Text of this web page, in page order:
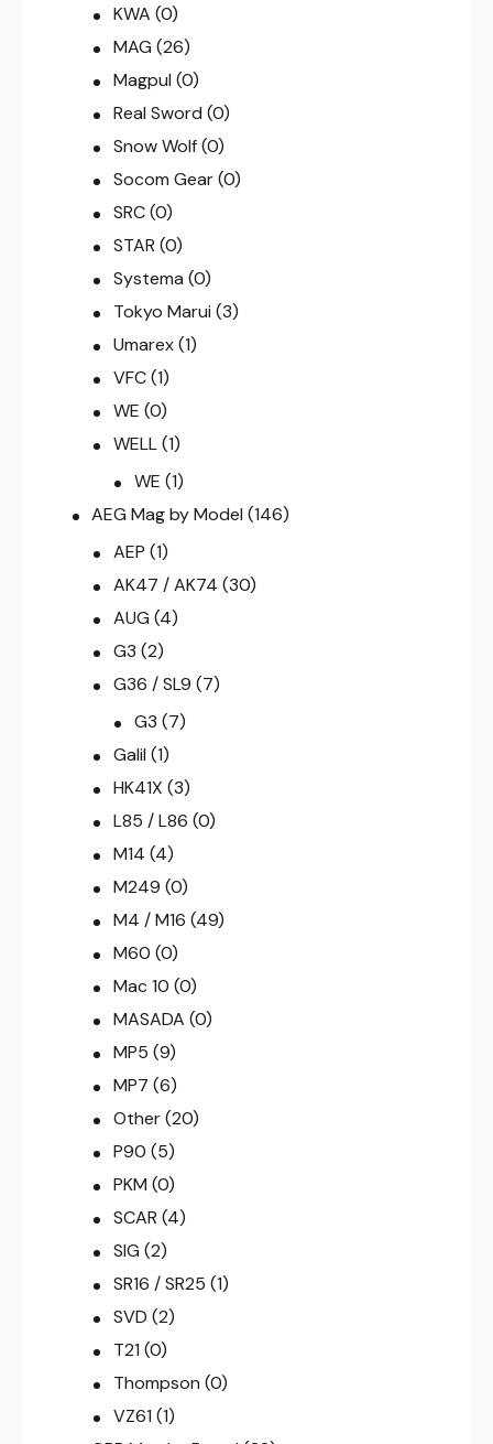
KWA (0)
MAG (26)
Magpul (0)
Real Sword (0)
Snow Wolf (0)
Socom Gear (0)
SRC (0)
STAR (0)
Systema (0)
Tokyo Marui (3)
Umarex (1)
VFC (1)
WE (0)
WELL (1)
WE (1)
AEG Mag by Model (146)
AEP (1)
AK47 / AK74 (30)
AUG (4)
G3 (2)
G36 / SL9 (7)
G3 (7)
Galil (1)
HK41X (3)
L85 / L86 (0)
M14 (4)
M249 (0)
M4 / M16 (49)
M60 (0)
Mac 10 (0)
MASADA (0)
MP5 (9)
MP7 (6)
Other (20)
P90 (5)
PKM (0)
SCAR (4)
SIG (2)
SR16 / SR25 (1)
SVD (2)
T21 (0)
Thompson (0)
VZ61 (1)